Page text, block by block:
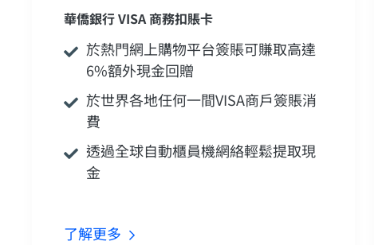
華僑銀行 VISA 商務扣賬卡
於熱門網上購物平台簽賬可賺取高達
6%額外現金回贈
於世界各地任何一間VISA商戶簽賬消
費
透過全球自動櫃員機網絡輕鬆提取現
金
了解更多